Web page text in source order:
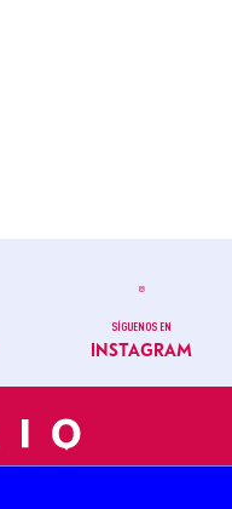
SÍGUENOS EN
INSTAGRAM